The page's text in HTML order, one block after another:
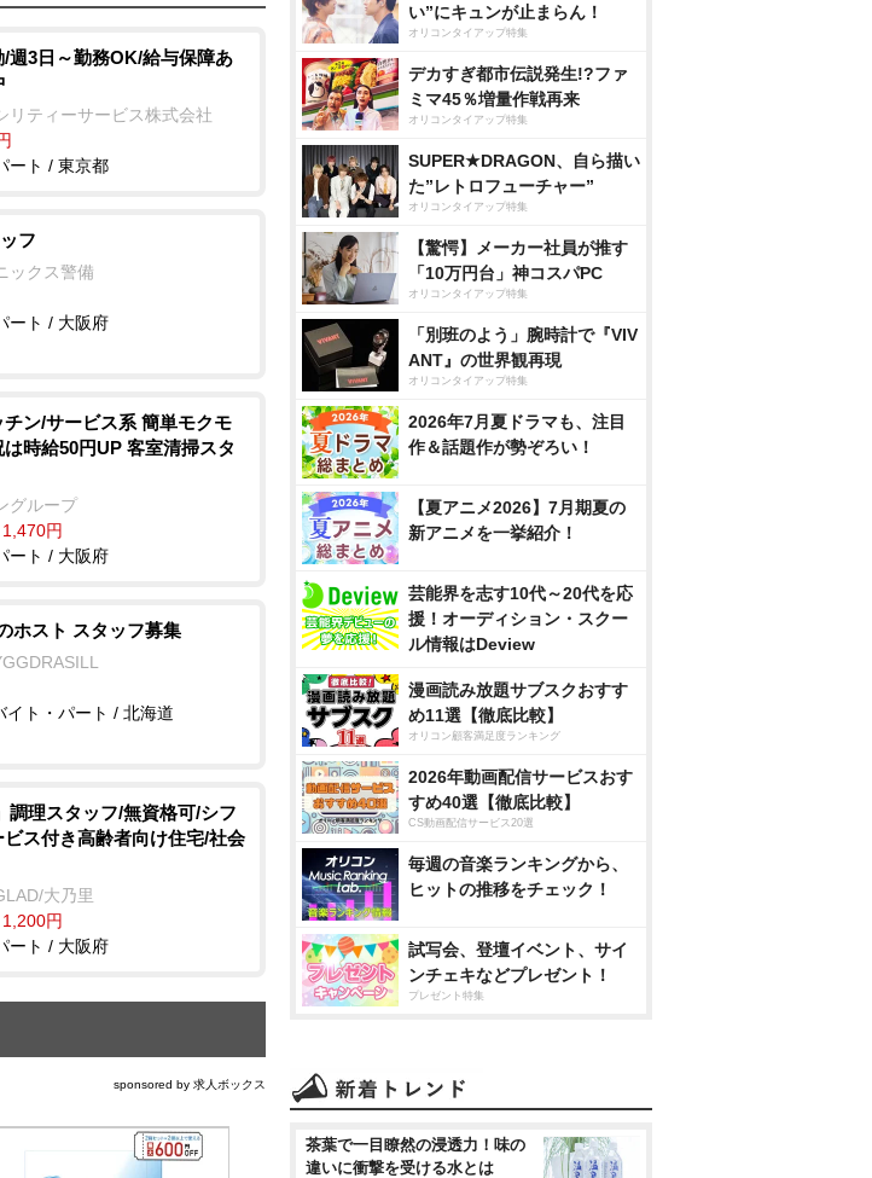
週3日～勤務OK/給与保障あ
リティーサービス株式会社
ート / 東京都
フ
ックス警備
ート / 大阪府
ン/サービス系 簡単モクモ
時給50円UP 客室清掃スタ
グループ
円
ート / 大阪府
ホスト スタッフ募集
イト・パート / 北海道
調理スタッフ/無資格可/シフ
ビス付き高齢者向け住宅/社会
大乃里
円
ート / 大阪府
sponsored by 求人ボックス
い”にキュンが止まらん！
オリコンタイアップ特集
デカすぎ都市伝説発生!?ファ
ミマ45％増量作戦再来
オリコンタイアップ特集
SUPER★DRAGON、自ら描い
た”レトロフューチャー”
オリコンタイアップ特集
【驚愕】メーカー社員が推す
「10万円台」神コスパPC
オリコンタイアップ特集
「別班のよう」腕時計で『VIV
ANT』の世界観再現
オリコンタイアップ特集
2026年7月夏ドラマも、注目
作＆話題作が勢ぞろい！
【夏アニメ2026】7月期夏の
新アニメを一挙紹介！
芸能界を志す10代～20代を応
援！オーディション・スクー
ル情報はDeview
漫画読み放題サブスクおすす
め11選【徹底比較】
オリコン顧客満足度ランキング
2026年動画配信サービスおす
すめ40選【徹底比較】
CS動画配信サービス20選
毎週の音楽ランキングから、
ヒットの推移をチェック！
試写会、登壇イベント、サイ
ンチェキなどプレゼント！
プレゼント特集
茶葉で一目瞭然の浸透力！味の
違いに衝撃を受ける水とは